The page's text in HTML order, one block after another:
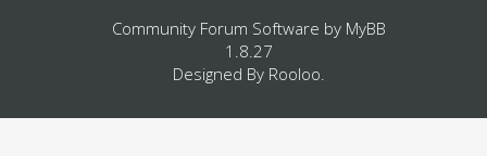
Community Forum Software by MyBB
1.8.27
Designed By Rooloo.